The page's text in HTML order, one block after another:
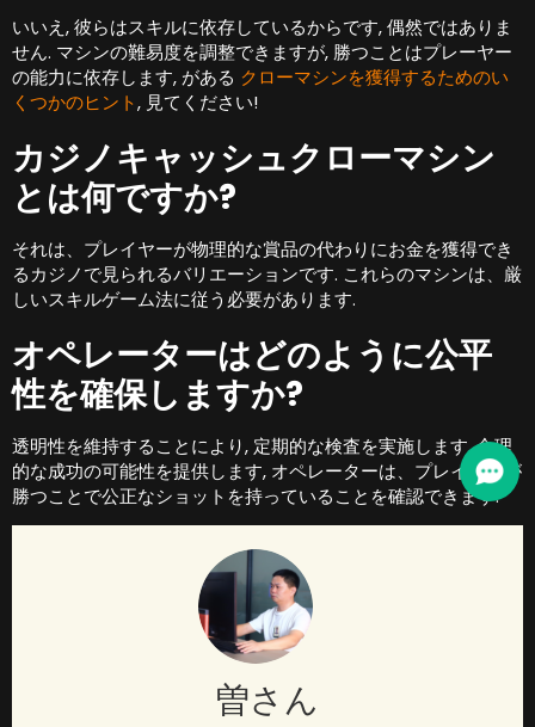
いいえ, 彼らはスキルに依存しているからです, 偶然ではありま
せん. マシンの難易度を調整できますが, 勝つことはプレーヤー
の能力に依存します, がある クローマシンを獲得するためのい
くつかのヒント, 見てください!
カジノキャッシュクローマシン
とは何ですか?
それは、プレイヤーが物理的な賞品の代わりにお金を獲得でき
るカジノで見られるバリエーションです. これらのマシンは、厳
しいスキルゲーム法に従う必要があります.
オペレーターはどのように公平
性を確保しますか?
透明性を維持することにより, 定期的な検査を実施します, 合理
的な成功の可能性を提供します, オペレーターは、プレイヤーが
勝つことで公正なショットを持っていることを確認できます.
曽さん